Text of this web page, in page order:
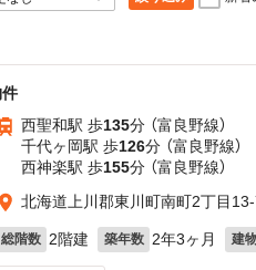
西聖和駅 歩135分 （富良野線）
千代ヶ岡駅 歩126分 （富良野線）
西神楽駅 歩155分 （富良野線）
北海道上川郡東川町南町2丁目
総階数 2階建 築年数 2年3ヶ月 建